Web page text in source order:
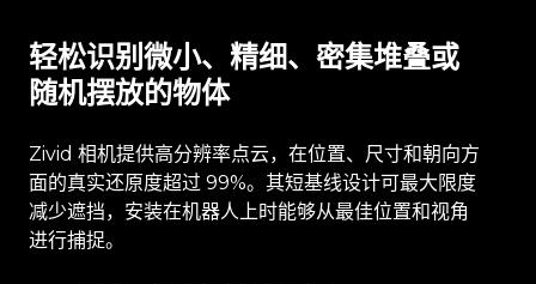
轻松识别微小、精细、密集堆叠或
随机摆放的物体
Zivid 相机提供高分辨率点云，在位置、尺寸和朝向方
面的真实还原度超过 99%。其短基线设计可最大限度
减少遮挡，安装在机器人上时能够从最佳位置和视角
进行捕捉。